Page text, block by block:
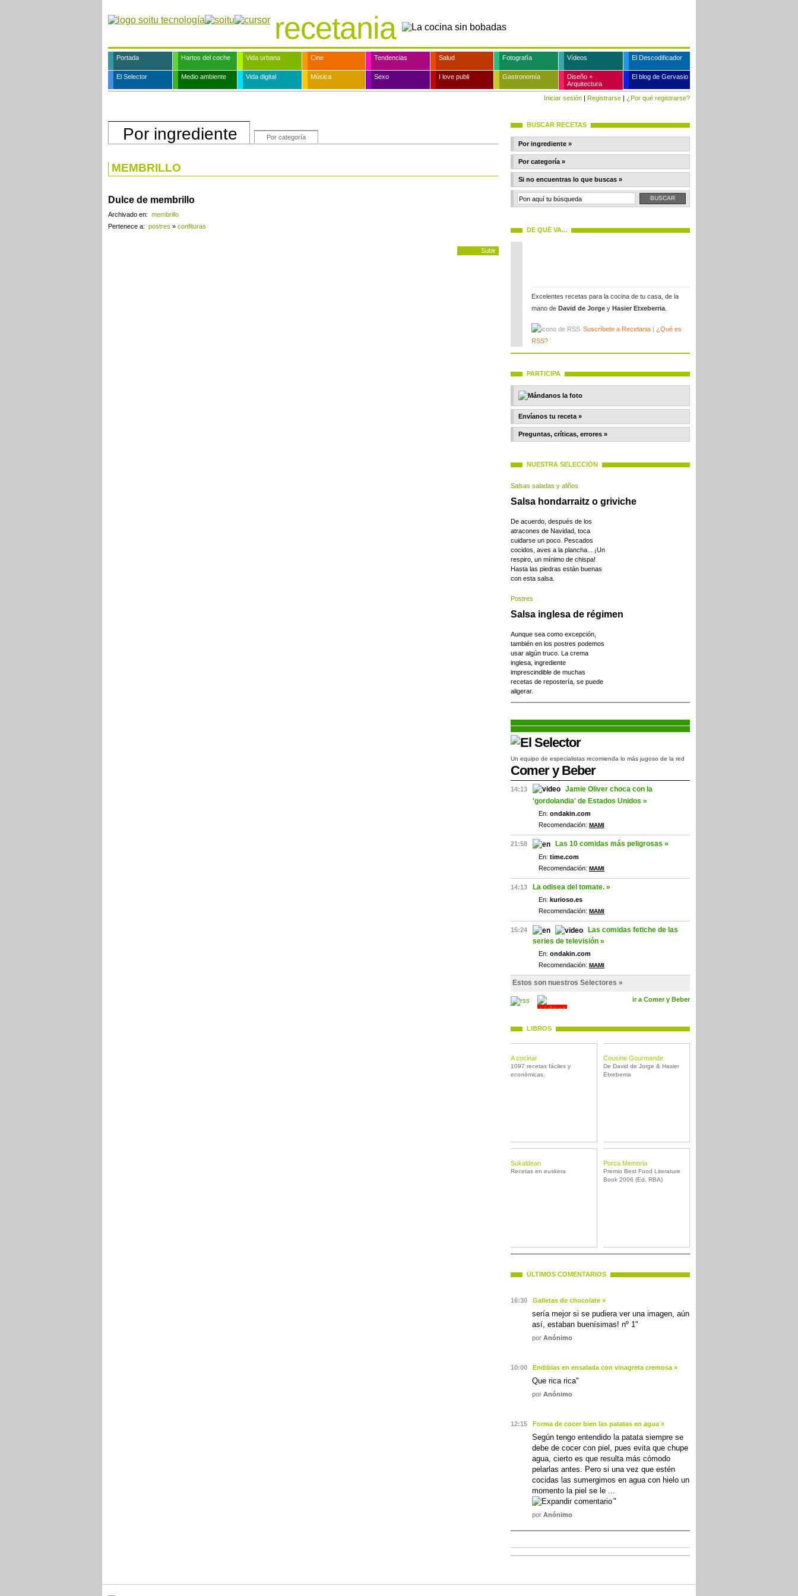
recetania
Portada Hartos del coche Vida urbana Cine Tendencias Salud Fotografía Vídeos El Descodificador
El Selector Medio ambiente Vida digital Música Sexo I love publi Gastronomía
Diseño +
Arquitectura
El blog de Gervasio
Iniciar sesión | Registrarse | ¿Por qué registrarse?
Por ingrediente Por categoría
MEMBRILLO
Dulce de membrillo
Archivado en: membrillo
Pertenece a: postres » confituras
Subir
BUSCAR RECETAS
Por ingrediente »
Por categoría »
Si no encuentras lo que buscas »
DE QUÉ VA...
Excelentes recetas para la cocina de tu casa, de la
mano de David de Jorge y Hasier Etxeberria
Suscríbete a Recetania | ¿Qué es
RSS?
PARTICIPA
Envíanos tu receta »
Preguntas, críticas, errores »
NUESTRA SELECCIÓN
Salsas saladas y aliños
Salsa hondarraitz o griviche
De acuerdo, después de los
atracones de Navidad, toca
cuidarse un poco. Pescados
cocidos, aves a la plancha... ¡Un
respiro, un mínimo de chispa!
Hasta las piedras están buenas
con esta salsa.
Postres
Salsa inglesa de régimen
Aunque sea como excepción,
también en los postres podemos
usar algún truco. La crema
inglesa, ingrediente
imprescindible de muchas
recetas de repostería, se puede
aligerar.
Un equipo de especialistas recomienda lo más jugoso de la red
Comer y Beber
14:13
Jamie Oliver choca con la
'gordolandia' de Estados Unidos »
En: ondakin.com
Recomendación: MAMI
21:58 Las 10 comidas más peligrosas »
En: time.com
Recomendación: MAMI
14:13 La odisea del tomate. »
En: kurioso.es
Recomendación: MAMI
15:24
Las comidas fetiche de las
series de televisión »
En: ondakin.com
Recomendación: MAMI
Estos son nuestros Selectores »
ir a Comer y Beber
LIBROS
A cocinar
1097 recetas fáciles y
económicas.
Cousine Gourmande
De David de Jorge & Hasier
Etxeberria
Sukaldean
Recetas en euskera
Porca Memoria
Premio Best Food Literature
Book 2006 (Ed. RBA)
ÚLTIMOS COMENTARIOS
16:30 Galletas de chocolate »
sería mejor si se pudiera ver una imagen, aún
así, estaban buenísimas! nº 1"
por Anónimo
10:00 Endibias en ensalada con vinagreta cremosa »
Que rica rica"
por Anónimo
12:15 Forma de cocer bien las patatas en agua »
Según tengo entendido la patata siempre se
debe de cocer con piel, pues evita que chupe
agua, cierto es que resulta más cómodo
pelarlas antes. Pero si una vez que estén
cocidas las sumergimos en agua con hielo un
momento la piel se le
"
por Anónimo